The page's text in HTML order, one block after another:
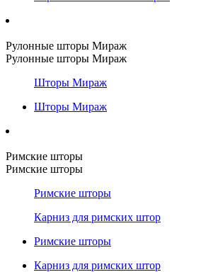
Рулонные шторы Мираж
Рулонные шторы Мираж
Шторы Мираж
Шторы Мираж
Римские шторы
Римские шторы
Римские шторы
Карниз для римских штор
Римские шторы
Карниз для римских штор